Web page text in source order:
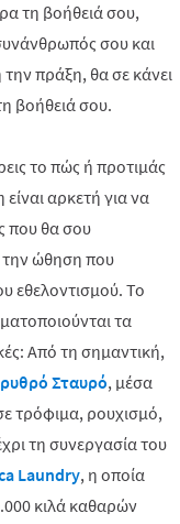
τη βοήθειά σου,
σου και
πράξη, θα σε κάνει
βοήθειά σου.
το πώς ή προτιμάς
αρκετή για να
που θα σου
ώθηση που
εθελοντισμού. Το
τα
Από τη σημαντική,
Σταυρό, μέσα
τρόφιμα, ρουχισμό,
τη συνεργασία του
Laundry, η οποία
κιλά καθαρών